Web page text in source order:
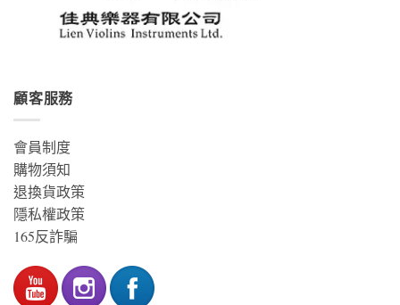
顧客服務
會員制度
購物須知
退換貨政策
隱私權政策
165反詐騙